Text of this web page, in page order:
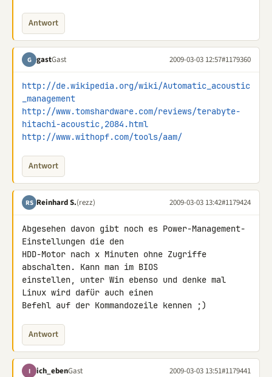
Antwort
G gastGast 2009-03-03 12:57#1179360
http://de.wikipedia.org/wiki/Automatic_acoustic
_management
http://www.tomshardware.com/reviews/terabyte-
hitachi-acoustic,2084.html
http://www.withopf.com/tools/aam/
Antwort
RS Reinhard S.(rezz) 2009-03-03 13:42#1179424
Abgesehen davon gibt noch es Power-Management-
Einstellungen die den
HDD-Motor nach x Minuten ohne Zugriffe
abschalten. Kann man im BIOS
einstellen, unter Win ebenso und denke mal
Linux wird dafür auch einen
Befehl auf der Kommandozeile kennen ;)
Antwort
I ich_ebenGast 2009-03-03 13:51#1179441